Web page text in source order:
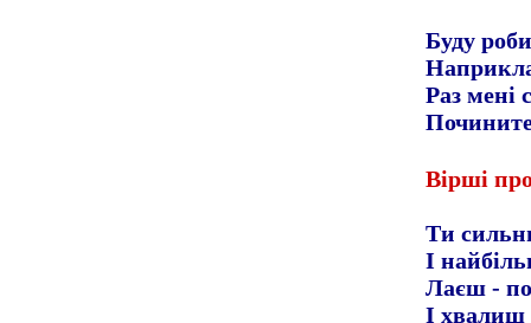
Буду
Раз мені
Вірші
Ти
І
Лаєш - по
І